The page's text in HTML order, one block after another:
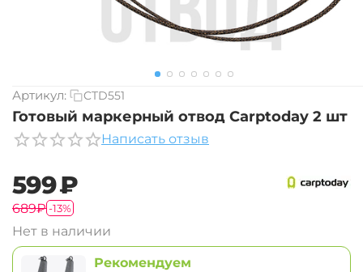
Артикул: CTD551
Готовый маркерный отвод Carptoday 2 шт
Написать отзыв
‍599‍₽
‍689‍₽-13%
Нет в наличии
Рекомендуем